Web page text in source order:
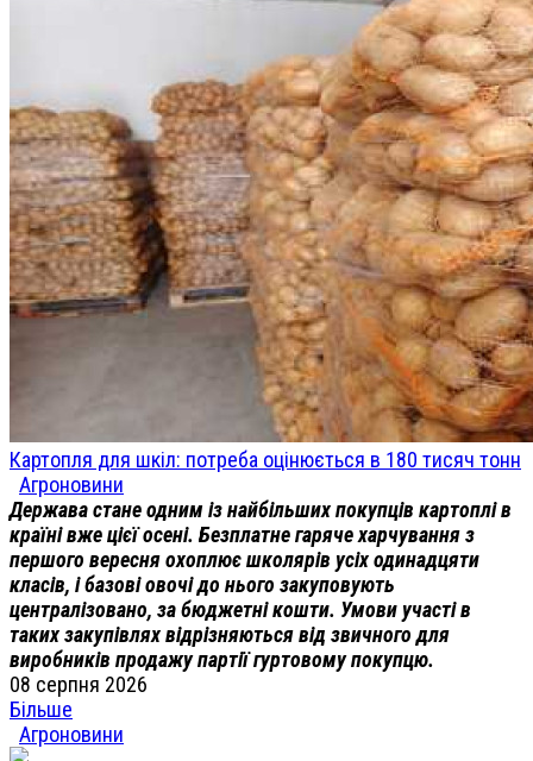
Картопля для шкіл: потреба оцінюється в 180 тисяч тонн
Агроновини
Держава стане одним із найбільших покупців картоплі в
країні вже цієї осені. Безплатне гаряче харчування з
першого вересня охоплює школярів усіх одинадцяти
класів, і базові овочі до нього закуповують
централізовано, за бюджетні кошти. Умови участі в
таких закупівлях відрізняються від звичного для
виробників продажу партії гуртовому покупцю.
08 серпня 2026
Більше
Агроновини